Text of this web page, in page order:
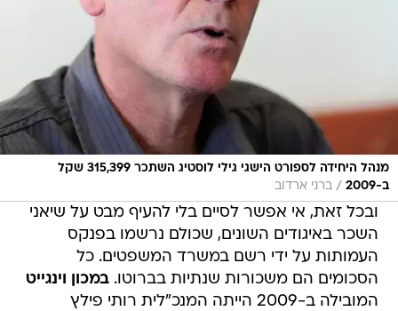
מנהל היחידה לספורט הישגי גילי לוסטיג השתכר 315,399 שקל
ב-2009
/ ברני ארדוב
ובכל זאת, אי אפשר לסיים בלי להעיף מבט על שיאני
השכר באיגודים השונים, שכולם נרשמו בפנקס
העמותות על ידי רשם במשרד המשפטים. כל
הסכומים הם משכורות שנתיות בברוטו.במכון וינגייט
המובילה ב-2009 הייתה המנכ"לית רותי פילץ